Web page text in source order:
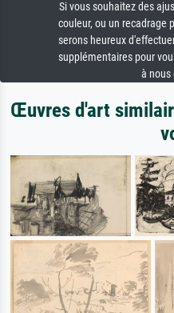
Si vous souhaitez des
couleur, ou un recadrage
serons heureux
supplémentaires pour
à nous
Œuvres d'art